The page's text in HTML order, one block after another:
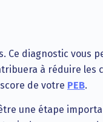
Ce diagnostic vous
à réduire les
de votre PEB.
une étape